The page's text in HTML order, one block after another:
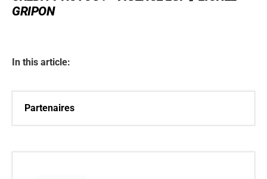
GRIPON
In this article:
Partenaires